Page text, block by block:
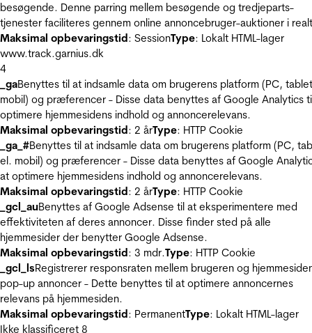
besøgende. Denne parring mellem besøgende og tredjeparts-
tjenester faciliteres gennem online annoncebruger-auktioner i
Maksimal opbevaringstid: SessionType: Lokalt HTML-lager
www.track.garnius.dk
4
_gaBenyttes til at indsamle data om brugerens platform (PC,
mobil) og præferencer - Disse data benyttes af Google Analytics
optimere hjemmesidens indhold og annoncerelevans.
Maksimal opbevaringstid: 2 årType: HTTP Cookie
_ga_#Benyttes til at indsamle data om brugerens platform (PC,
el. mobil) og præferencer - Disse data benyttes af Google
at optimere hjemmesidens indhold og annoncerelevans.
Maksimal opbevaringstid: 2 årType: HTTP Cookie
_gcl_auBenyttes af Google Adsense til at eksperimentere med
effektiviteten af deres annoncer. Disse finder sted på alle
hjemmesider der benytter Google Adsense.
Maksimal opbevaringstid: 3 mdr.Type: HTTP Cookie
_gcl_lsRegistrerer responsraten mellem brugeren og
pop-up annoncer - Dette benyttes til at optimere annoncernes
relevans på hjemmesiden.
Maksimal opbevaringstid: PermanentType: Lokalt HTML-lager
Ikke klassificeret 8